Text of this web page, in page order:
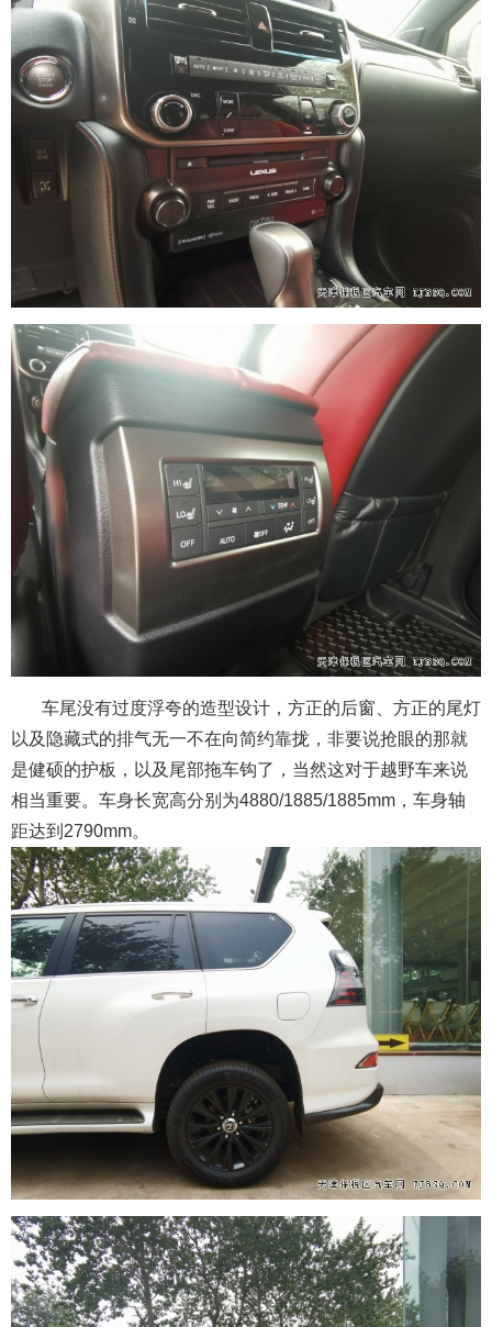
车尾没有过度浮夸的造型设计，方正的后窗、方正的尾灯
以及隐藏式的排气无一不在向简约靠拢，非要说抢眼的那就
是健硕的护板，以及尾部拖车钩了，当然这对于越野车来说
相当重要。车身长宽高分别为4880/1885/1885mm，车身轴
距达到2790mm。